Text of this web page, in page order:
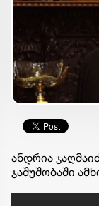
ანდრია
ჯაშუშობაში